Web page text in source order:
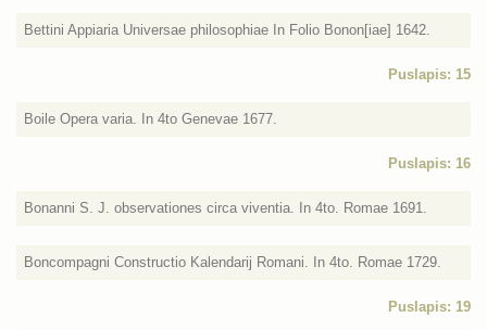
Bettini Appiaria Universae philosophiae In Folio Bonon[iae] 1642.
Puslapis: 15
Boile Opera varia. In 4to Genevae 1677.
Puslapis: 16
Bonanni S. J. observationes circa viventia. In 4to. Romae 1691.
Boncompagni Constructio Kalendarij Romani. In 4to. Romae 1729.
Puslapis: 19